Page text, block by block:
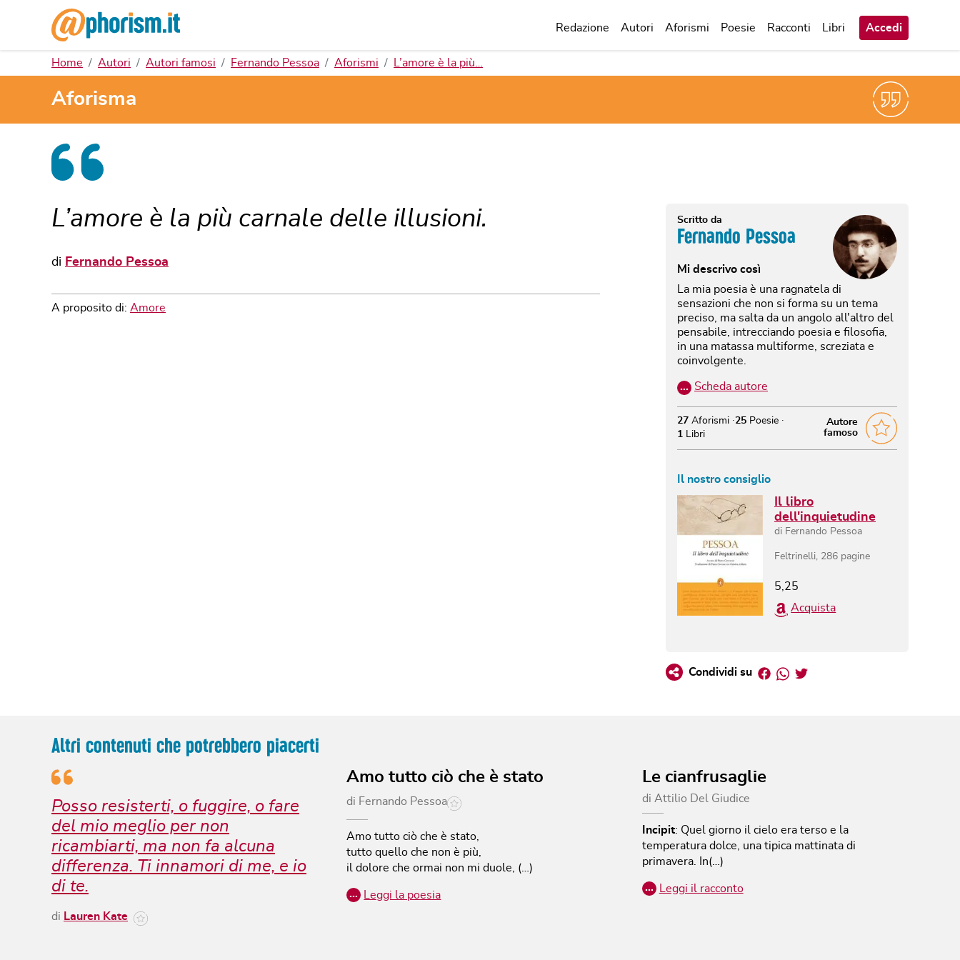
Redazione Autori Aforismi Poesie Racconti Libri Accedi
Home Autori Autori famosi Fernando Pessoa Aforismi L’amore è la più…
Aforisma
L’amore è la più carnale delle illusioni.
di Fernando Pessoa
A proposito di: Amore
Scritto da
Fernando Pessoa
Mi descrivo così
La mia poesia è una ragnatela di
sensazioni che non si forma su un tema
preciso, ma salta da un angolo all'altro del
pensabile, intrecciando poesia e filosofia,
in una matassa multiforme, screziata e
coinvolgente.
… Scheda autore
Autore
famoso
27 Aforismi 25 Poesie
1 Libri
Il nostro consiglio
Il libro
dell'inquietudine
di Fernando Pessoa
Feltrinelli 286 pagine
5,25
Acquista
Condividi su Facebook
Whatsapp
Twitter
Altri contenuti che potrebbero piacerti
Posso resisterti, o fuggire, o fare
del mio meglio per non
ricambiarti, ma non fa alcuna
differenza. Ti innamori di me, e io
di te.
di Lauren Kate
Amo tutto ciò che è stato
di Fernando Pessoa
Amo tutto ciò che è stato,
tutto quello che non è più,
il dolore che ormai non mi duole, (…)
… Leggi la poesia
Le cianfrusaglie
di Attilio Del Giudice
Incipit: Quel giorno il cielo era terso e la
temperatura dolce, una tipica mattinata di
primavera. In(…)
… Leggi il racconto